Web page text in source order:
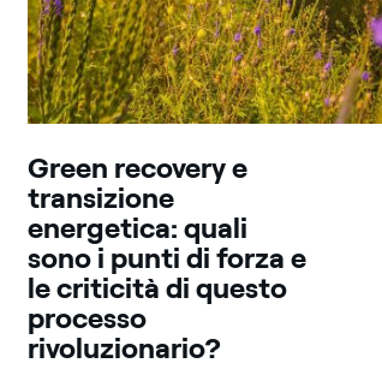
Green recovery e
transizione
energetica: quali
sono i punti di forza e
le criticità di questo
processo
rivoluzionario?